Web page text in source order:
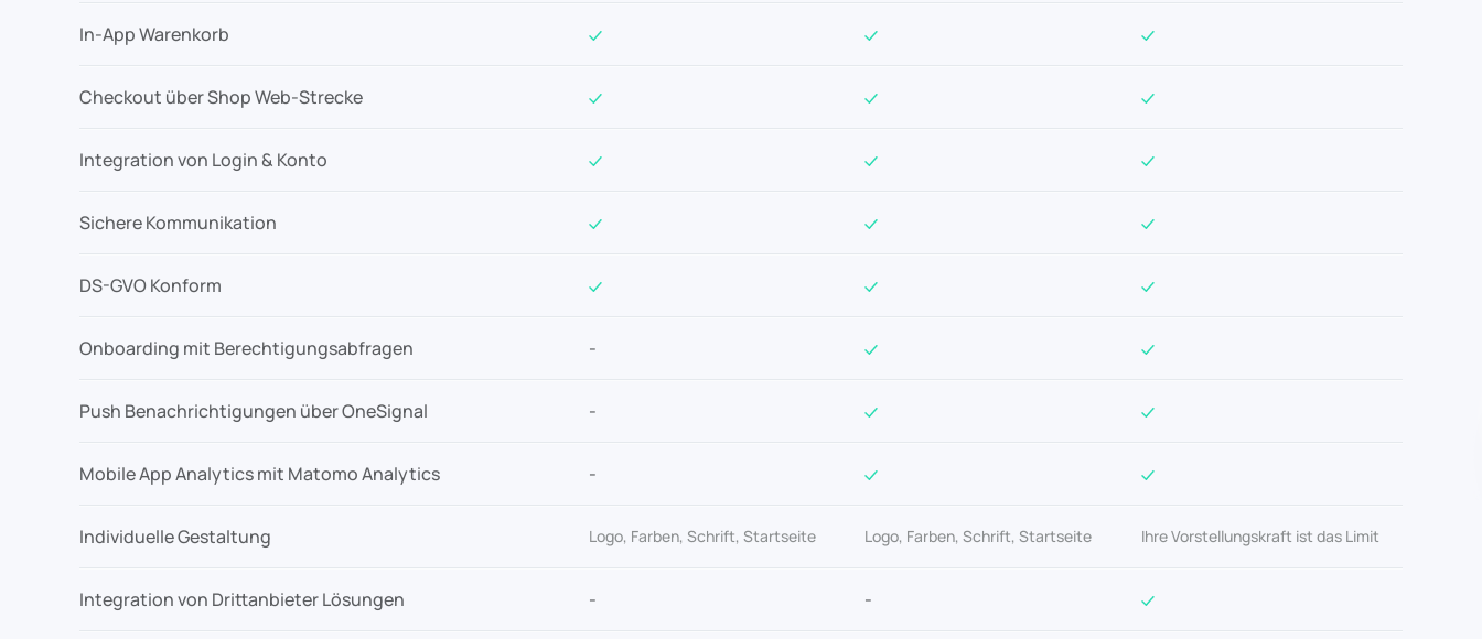
In-App Warenkorb
Checkout über Shop Web-Strecke
Integration von Login & Konto
Sichere Kommunikation
DS-GVO Konform
Onboarding mit Berechtigungsabfragen -
Push Benachrichtigungen über OneSignal -
Mobile App Analytics mit Matomo Analytics -
Individuelle Gestaltung Logo, Farben, Schrift, Startseite Logo, Farben, Schrift, Startseite Ihre Vorstellungskraft ist das Limit
Integration von Drittanbieter Lösungen - -